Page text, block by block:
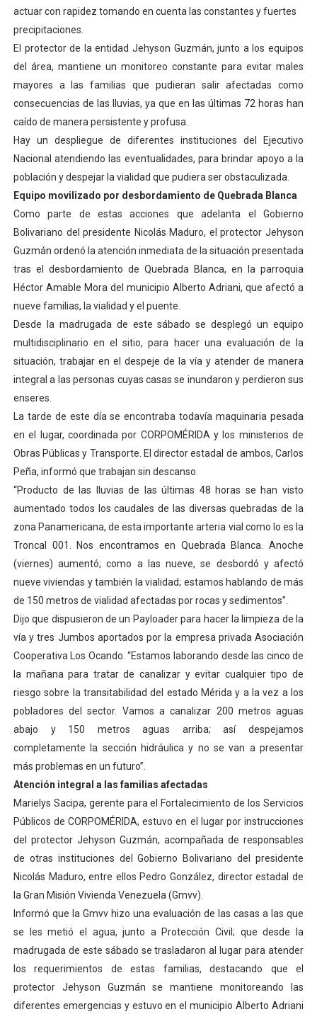
Mincomunas impulsa el autogobierno en Mérida con
Expertos inspeccionan espacios del OAN para la
Dictan MasterClass en el marco del Encuentro LAGO
actuar con rapidez tomando en cuenta las constantes y fuertes
precipitaciones.
El protector de la entidad Jehyson Guzmán, junto a los equipos
del área, mantiene un monitoreo constante para evitar males
mayores a las familias que pudieran salir afectadas como
consecuencias de las lluvias, ya que en las últimas 72 horas han
caído de manera persistente y profusa.
Hay un despliegue de diferentes instituciones del Ejecutivo
Nacional atendiendo las eventualidades, para brindar apoyo a la
población y despejar la vialidad que pudiera ser obstaculizada.
Equipo movilizado por desbordamiento de Quebrada Blanca
Como parte de estas acciones que adelanta el Gobierno
Bolivariano del presidente Nicolás Maduro, el protector Jehyson
Guzmán ordenó la atención inmediata de la situación presentada
tras el desbordamiento de Quebrada Blanca, en la parroquia
Héctor Amable Mora del municipio Alberto Adriani, que afectó a
nueve familias, la vialidad y el puente.
Desde la madrugada de este sábado se desplegó un equipo
multidisciplinario en el sitio, para hacer una evaluación de la
situación, trabajar en el despeje de la vía y atender de manera
integral a las personas cuyas casas se inundaron y perdieron sus
enseres.
La tarde de este día se encontraba todavía maquinaria pesada
en el lugar, coordinada por CORPOMÉRIDA y los ministerios de
Obras Públicas y Transporte. El director estadal de ambos, Carlos
Peña, informó que trabajan sin descanso.
“Producto de las lluvias de las últimas 48 horas se han visto
aumentado todos los caudales de las diversas quebradas de la
zona Panamericana, de esta importante arteria vial como lo es la
Troncal 001. Nos encontramos en Quebrada Blanca. Anoche
(viernes) aumentó; como a las nueve, se desbordó y afectó
nueve viviendas y también la vialidad; estamos hablando de más
de 150 metros de vialidad afectadas por rocas y sedimentos”.
Dijo que dispusieron de un Payloader para hacer la limpieza de la
vía y tres Jumbos aportados por la empresa privada Asociación
Cooperativa Los Ocando. “Estamos laborando desde las cinco de
la mañana para tratar de canalizar y evitar cualquier tipo de
riesgo sobre la transitabilidad del estado Mérida y a la vez a los
pobladores del sector. Vamos a canalizar 200 metros aguas
abajo y 150 metros aguas arriba; así despejamos
completamente la sección hidráulica y no se van a presentar
más problemas en un futuro”.
Atención integral a las familias afectadas
Marielys Sacipa, gerente para el Fortalecimiento de los Servicios
Públicos de CORPOMÉRIDA, estuvo en el lugar por instrucciones
del protector Jehyson Guzmán, acompañada de responsables
de otras instituciones del Gobierno Bolivariano del presidente
Nicolás Maduro, entre ellos Pedro González, director estadal de
la Gran Misión Vivienda Venezuela (Gmvv).
Informó que la Gmvv hizo una evaluación de las casas a las que
se les metió el agua, junto a Protección Civil; que desde la
madrugada de este sábado se trasladaron al lugar para atender
los requerimientos de estas familias, destacando que el
protector Jehyson Guzmán se mantiene monitoreando las
diferentes emergencias y estuvo en el municipio Alberto Adriani